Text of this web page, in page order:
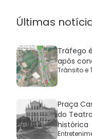
Últimas
Tráfego
após
Trânsito e
Praça
do
histórica